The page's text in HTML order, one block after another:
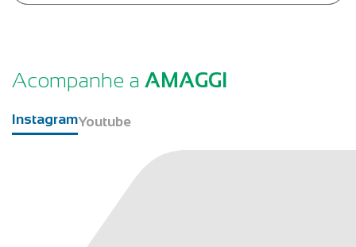
Acompanhe a AMAGGI
InstagramYoutube